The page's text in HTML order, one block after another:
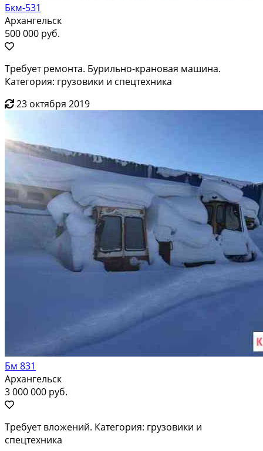
Бкм-531
Архангельск
500 000 руб.
Требует ремонта. Бурильно-крановая машина.
Категория: грузовики и спецтехника
23 октября 2019
Бм 831
Архангельск
3 000 000 руб.
Требует вложений. Категория: грузовики и
спецтехника